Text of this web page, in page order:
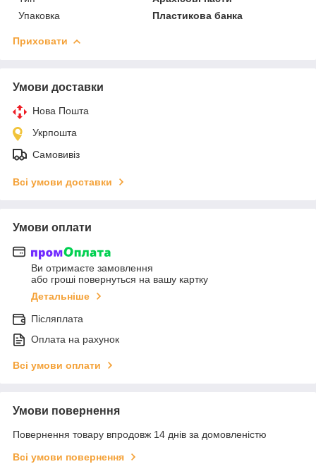
Упаковка
Пластикова банка
Приховати
Умови доставки
Нова Пошта
Укрпошта
Самовивіз
Всі умови доставки
Умови оплати
Ви отримаєте замовлення
або гроші повернуться на вашу картку
Детальніше
Післяплата
Оплата на рахунок
Всі умови оплати
Умови повернення
Повернення товару впродовж 14 днів за домовленістю
Всі умови повернення